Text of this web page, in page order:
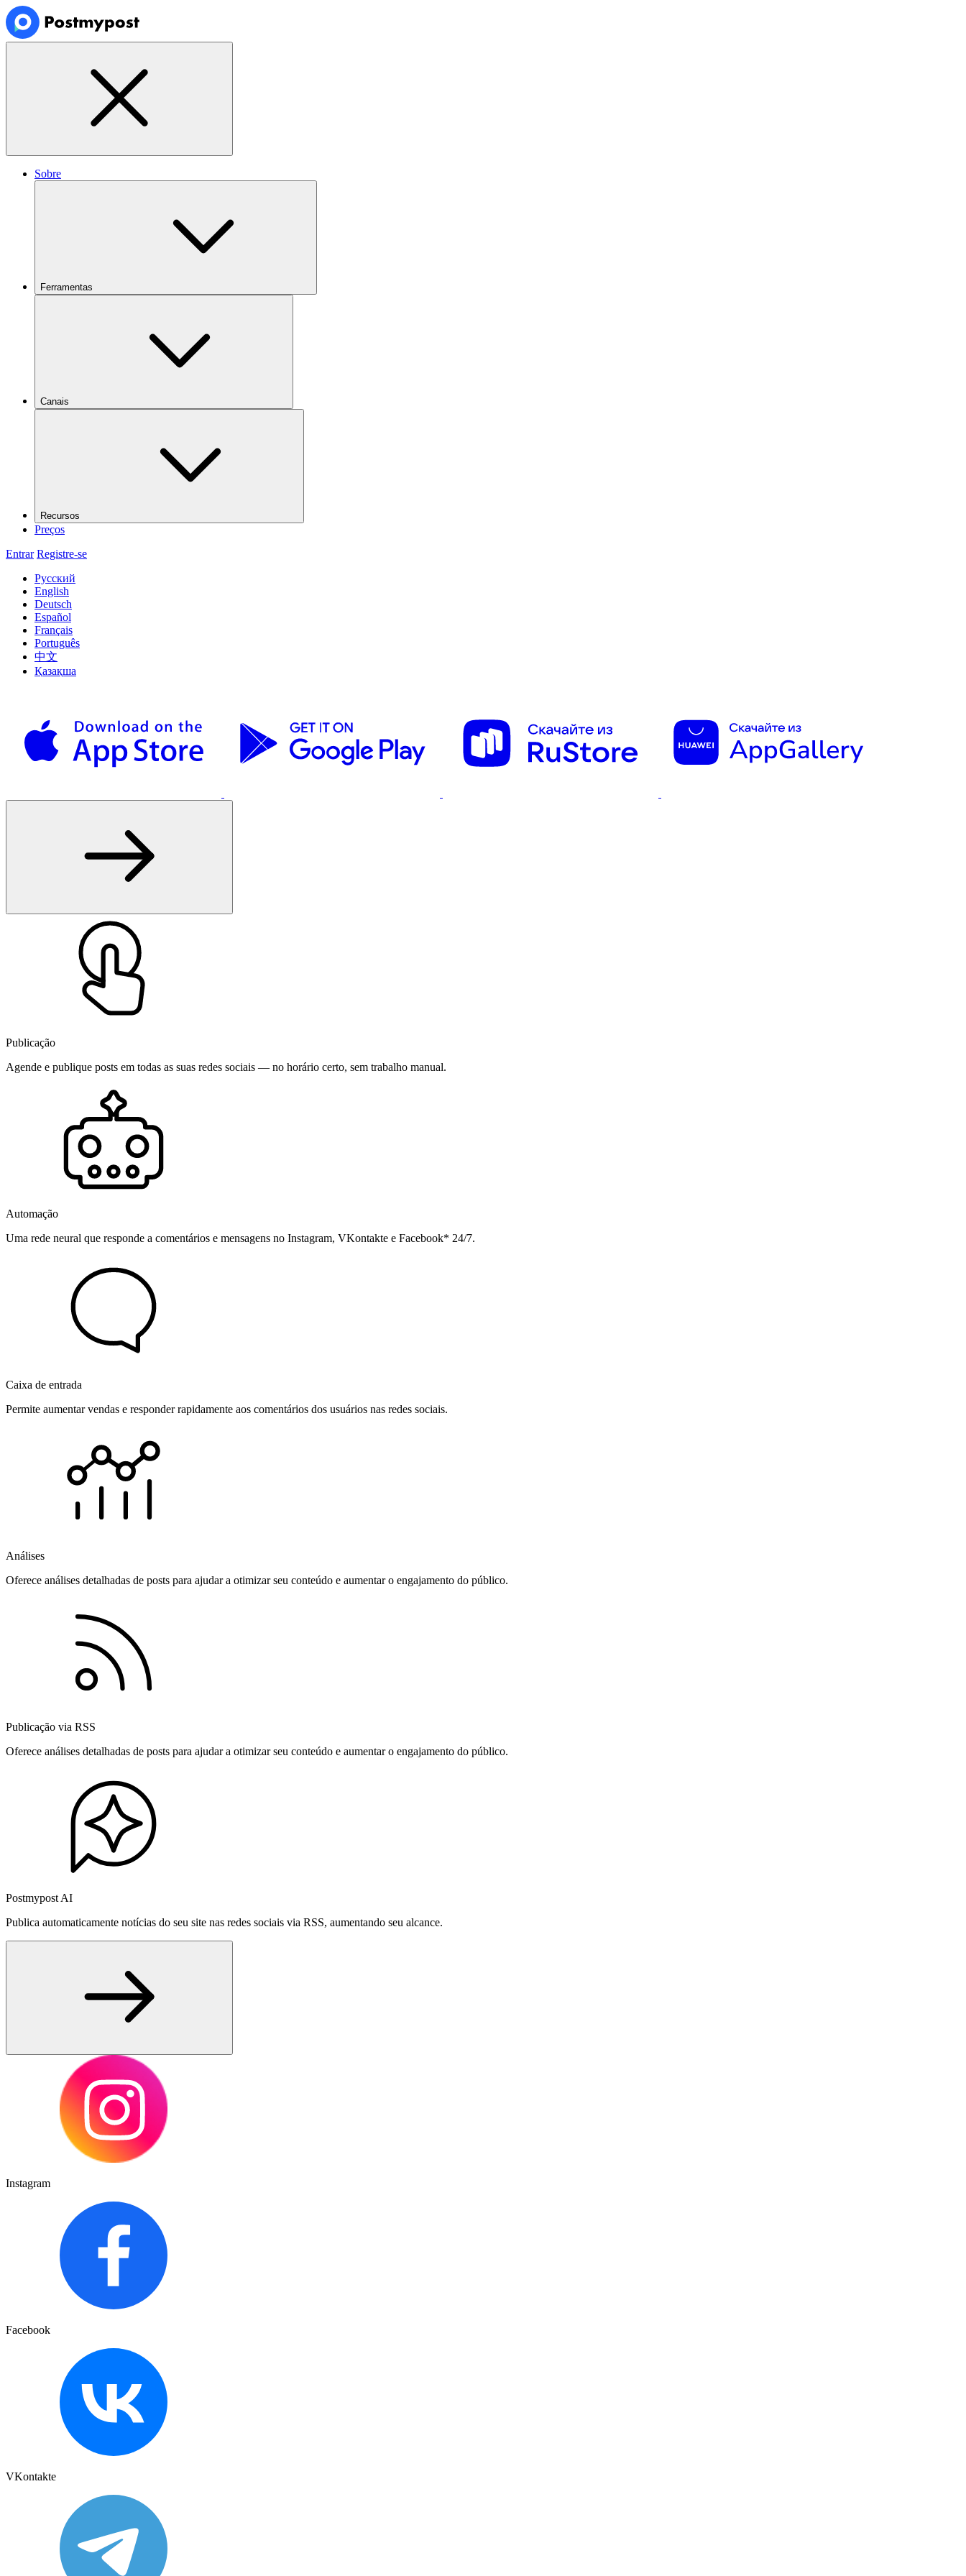
Sobre
Ferramentas
Canais
Recursos
Preços
Entrar Registre-se
Русский
English
Deutsch
Español
Français
Português
中文
Қазақша
Publicação
Agende e publique posts em todas as suas redes sociais — no horário certo, sem trabalho manual.
Automação
Uma rede neural que responde a comentários e mensagens no Instagram, VKontakte e Facebook* 24/7.
Caixa de entrada
Permite aumentar vendas e responder rapidamente aos comentários dos usuários nas redes sociais.
Análises
Oferece análises detalhadas de posts para ajudar a otimizar seu conteúdo e aumentar o engajamento do público.
Publicação via RSS
Oferece análises detalhadas de posts para ajudar a otimizar seu conteúdo e aumentar o engajamento do público.
Postmypost AI
Publica automaticamente notícias do seu site nas redes sociais via RSS, aumentando seu alcance.
Instagram
Facebook
VKontakte